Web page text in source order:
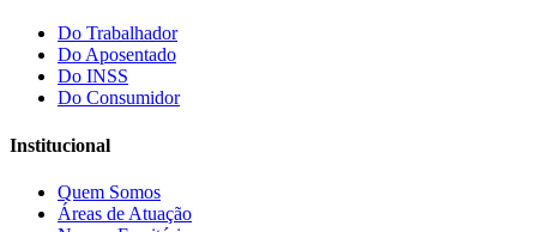
Do Trabalhador
Do Aposentado
Do INSS
Do Consumidor
Institucional
Quem Somos
Áreas de Atuação